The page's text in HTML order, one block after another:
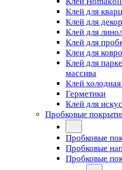
Клей для
Клей для
Клей для
Клей для
Клеи для
Клей для
массива
Клей
Герметики
Клей для
Пробковые
Пробковые
Пробковые
Пробковые